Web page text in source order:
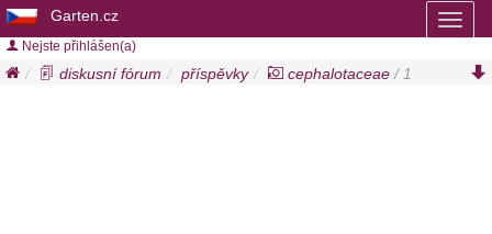
Garten.cz
Nejste přihlášen(a)
diskusní fórum příspěvky cephalotaceae / 1